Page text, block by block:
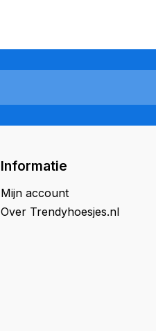
Informatie
Mijn account
Over Trendyhoesjes.nl